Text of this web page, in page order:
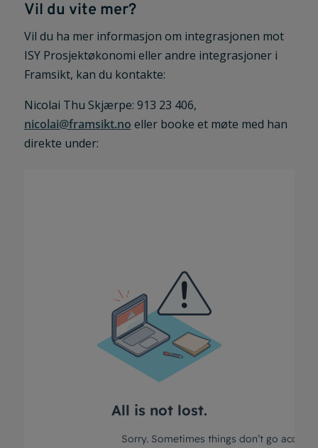
Vil du vite mer?
Vil du ha mer informasjon om integrasjonen mot
ISY Prosjektøkonomi eller andre integrasjoner i
Framsikt, kan du kontakte:
Nicolai Thu Skjærpe: 913 23 406,
nicolai@framsikt.no eller booke et møte med han
direkte under: